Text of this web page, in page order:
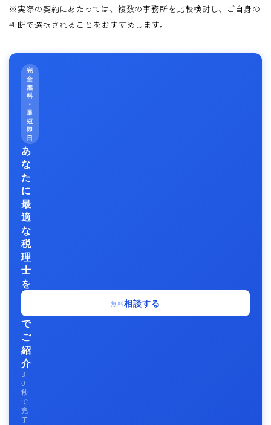
※実際の契約にあたっては、複数の事務所を比較検討し、ご自身の
判断で選択されることをおすすめします。
完
全
無
料
・
最
短
即
日
あ
な
た
に
最
適
な
税
理
士
を
無
料
で
ご
紹
介
3
0
秒
で
完
了
無料相談する